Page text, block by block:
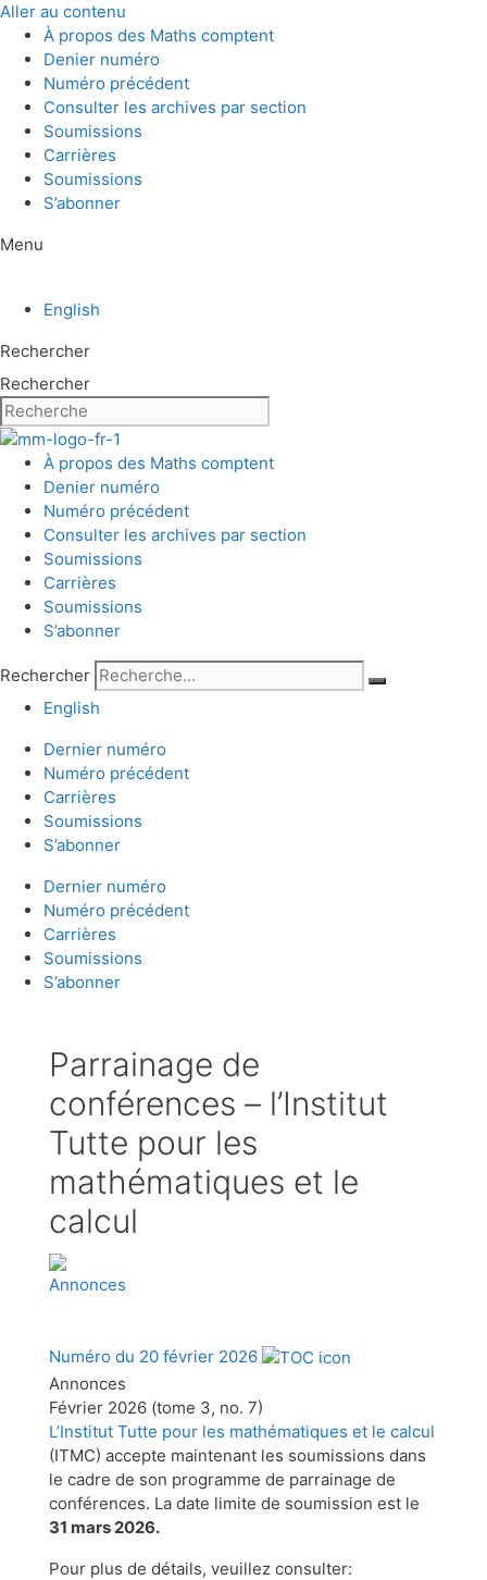
Aller au contenu
À propos des Maths comptent
Denier numéro
Numéro précédent
Consulter les archives par section
Soumissions
Carrières
Soumissions
S’abonner
Menu
English
Rechercher
Rechercher
À propos des Maths comptent
Denier numéro
Numéro précédent
Consulter les archives par section
Soumissions
Carrières
Soumissions
S’abonner
Rechercher
English
Dernier numéro
Numéro précédent
Carrières
Soumissions
S’abonner
Dernier numéro
Numéro précédent
Carrières
Soumissions
S’abonner
Parrainage de
conférences – l’Institut
Tutte pour les
mathématiques et le
calcul
Annonces
Numéro du 20 février 2026
Annonces
Février 2026 (tome 3, no. 7)
L’Institut Tutte pour les mathématiques et le calcul
(ITMC) accepte maintenant les soumissions dans
le cadre de son programme de parrainage de
conférences. La date limite de soumission est le
31 mars 2026.
Pour plus de détails, veuillez consulter: